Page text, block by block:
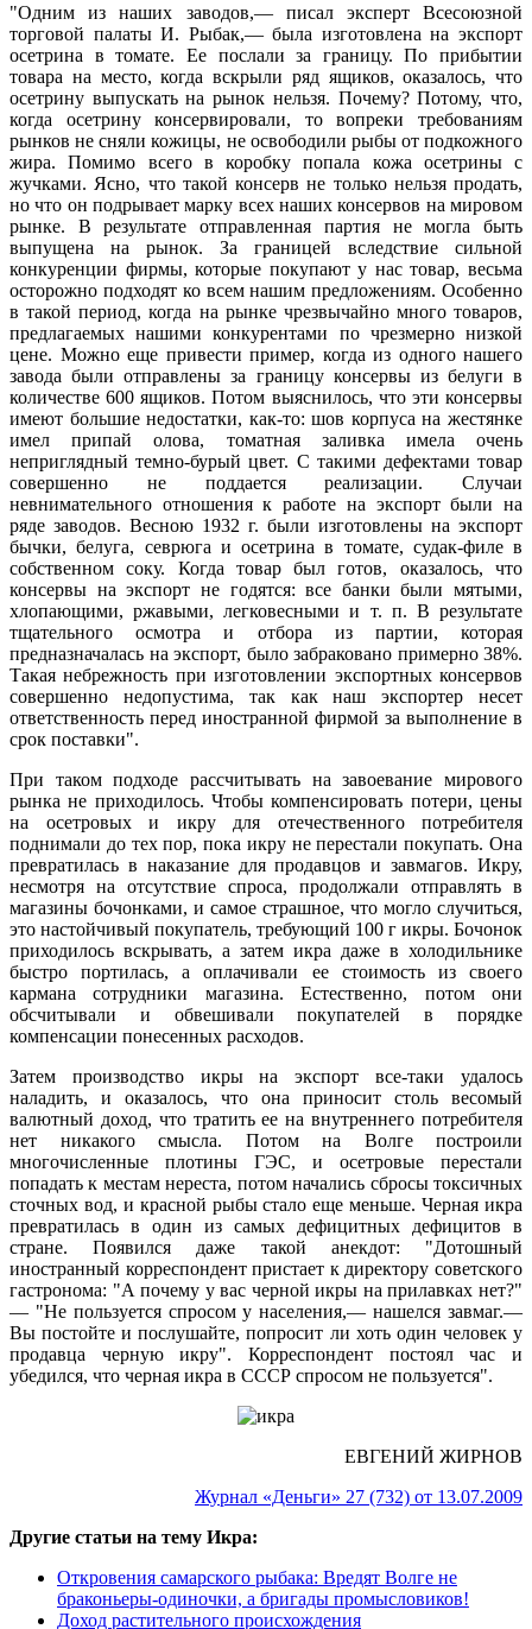
"Одним из наших заводов,— писал эксперт Всесоюзной
торговой палаты И. Рыбак,— была изготовлена на экспорт
осетрина в томате. Ее послали за границу. По прибытии
товара на место, когда вскрыли ряд ящиков, оказалось, что
осетрину выпускать на рынок нельзя. Почему? Потому, что,
когда осетрину консервировали, то вопреки требованиям
рынков не сняли кожицы, не освободили рыбы от подкожного
жира. Помимо всего в коробку попала кожа осетрины с
жучками. Ясно, что такой консерв не только нельзя продать,
но что он подрывает марку всех наших консервов на мировом
рынке. В результате отправленная партия не могла быть
выпущена на рынок. За границей вследствие сильной
конкуренции фирмы, которые покупают у нас товар, весьма
осторожно подходят ко всем нашим предложениям. Особенно
в такой период, когда на рынке чрезвычайно много товаров,
предлагаемых нашими конкурентами по чрезмерно низкой
цене. Можно еще привести пример, когда из одного нашего
завода были отправлены за границу консервы из белуги в
количестве 600 ящиков. Потом выяснилось, что эти консервы
имеют большие недостатки, как-то: шов корпуса на жестянке
имел припай олова, томатная заливка имела очень
неприглядный темно-бурый цвет. С такими дефектами товар
совершенно не поддается реализации. Случаи
невнимательного отношения к работе на экспорт были на
ряде заводов. Весною 1932 г. были изготовлены на экспорт
бычки, белуга, севрюга и осетрина в томате, судак-филе в
собственном соку. Когда товар был готов, оказалось, что
консервы на экспорт не годятся: все банки были мятыми,
хлопающими, ржавыми, легковесными и т. п. В результате
тщательного осмотра и отбора из партии, которая
предназначалась на экспорт, было забраковано примерно 38%.
Такая небрежность при изготовлении экспортных консервов
совершенно недопустима, так как наш экспортер несет
ответственность перед иностранной фирмой за выполнение в
срок поставки".
При таком подходе рассчитывать на завоевание мирового
рынка не приходилось. Чтобы компенсировать потери, цены
на осетровых и икру для отечественного потребителя
поднимали до тех пор, пока икру не перестали покупать. Она
превратилась в наказание для продавцов и завмагов. Икру,
несмотря на отсутствие спроса, продолжали отправлять в
магазины бочонками, и самое страшное, что могло случиться,
это настойчивый покупатель, требующий 100 г икры. Бочонок
приходилось вскрывать, а затем икра даже в холодильнике
быстро портилась, а оплачивали ее стоимость из своего
кармана сотрудники магазина. Естественно, потом они
обсчитывали и обвешивали покупателей в порядке
компенсации понесенных расходов.
Затем производство икры на экспорт все-таки удалось
наладить, и оказалось, что она приносит столь весомый
валютный доход, что тратить ее на внутреннего потребителя
нет никакого смысла. Потом на Волге построили
многочисленные плотины ГЭС, и осетровые перестали
попадать к местам нереста, потом начались сбросы токсичных
сточных вод, и красной рыбы стало еще меньше. Черная икра
превратилась в один из самых дефицитных дефицитов в
стране. Появился даже такой анекдот: "Дотошный
иностранный корреспондент пристает к директору советского
гастронома: "А почему у вас черной икры на прилавках нет?"
— "Не пользуется спросом у населения,— нашелся завмаг.—
Вы постойте и послушайте, попросит ли хоть один человек у
продавца черную икру". Корреспондент постоял час и
убедился, что черная икра в СССР спросом не пользуется".
ЕВГЕНИЙ ЖИРНОВ
Журнал «Деньги» 27 (732) от 13.07.2009
Другие статьи на тему Икра:
Откровения самарского рыбака: Вредят Волге не
браконьеры-одиночки, а бригады промысловиков!
Доход растительного происхождения